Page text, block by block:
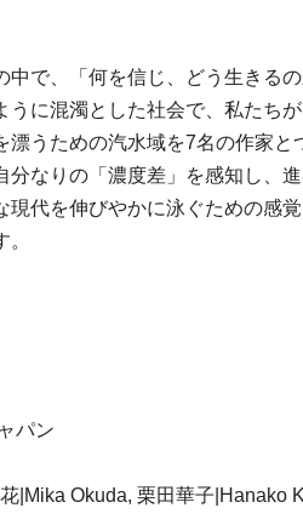
で、「何を信じ、どう生きる
に混濁とした社会で、私たち
うための汽水域を7名の作家
なりの「濃度差」を感知し、
代を伸びやかに泳ぐための感
パン
|Mika Okuda, 栗田華子